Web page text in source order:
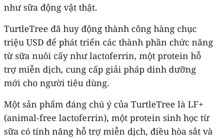
như sữa động vật thật.
TurtleTree đã huy động thành công hàng chục
triệu USD để phát triển các thành phần chức năng
từ sữa nuôi cấy như lactoferrin, một protein hỗ
trợ miễn dịch, cung cấp giải pháp dinh dưỡng
mới cho người tiêu dùng.
Một sản phẩm đáng chú ý của TurtleTree là LF+
(animal‑free lactoferrin), một protein sinh học từ
sữa có tính năng hỗ trợ miễn dịch, điều hòa sắt và